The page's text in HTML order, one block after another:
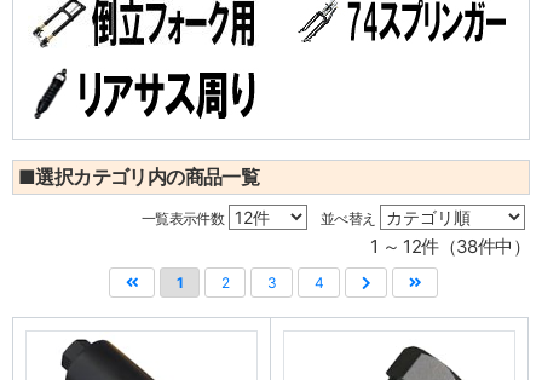
■選択カテゴリ内の商品一覧
一覧表示件数 並べ替え
1 ～ 12件（38件中）
1 2 3 4